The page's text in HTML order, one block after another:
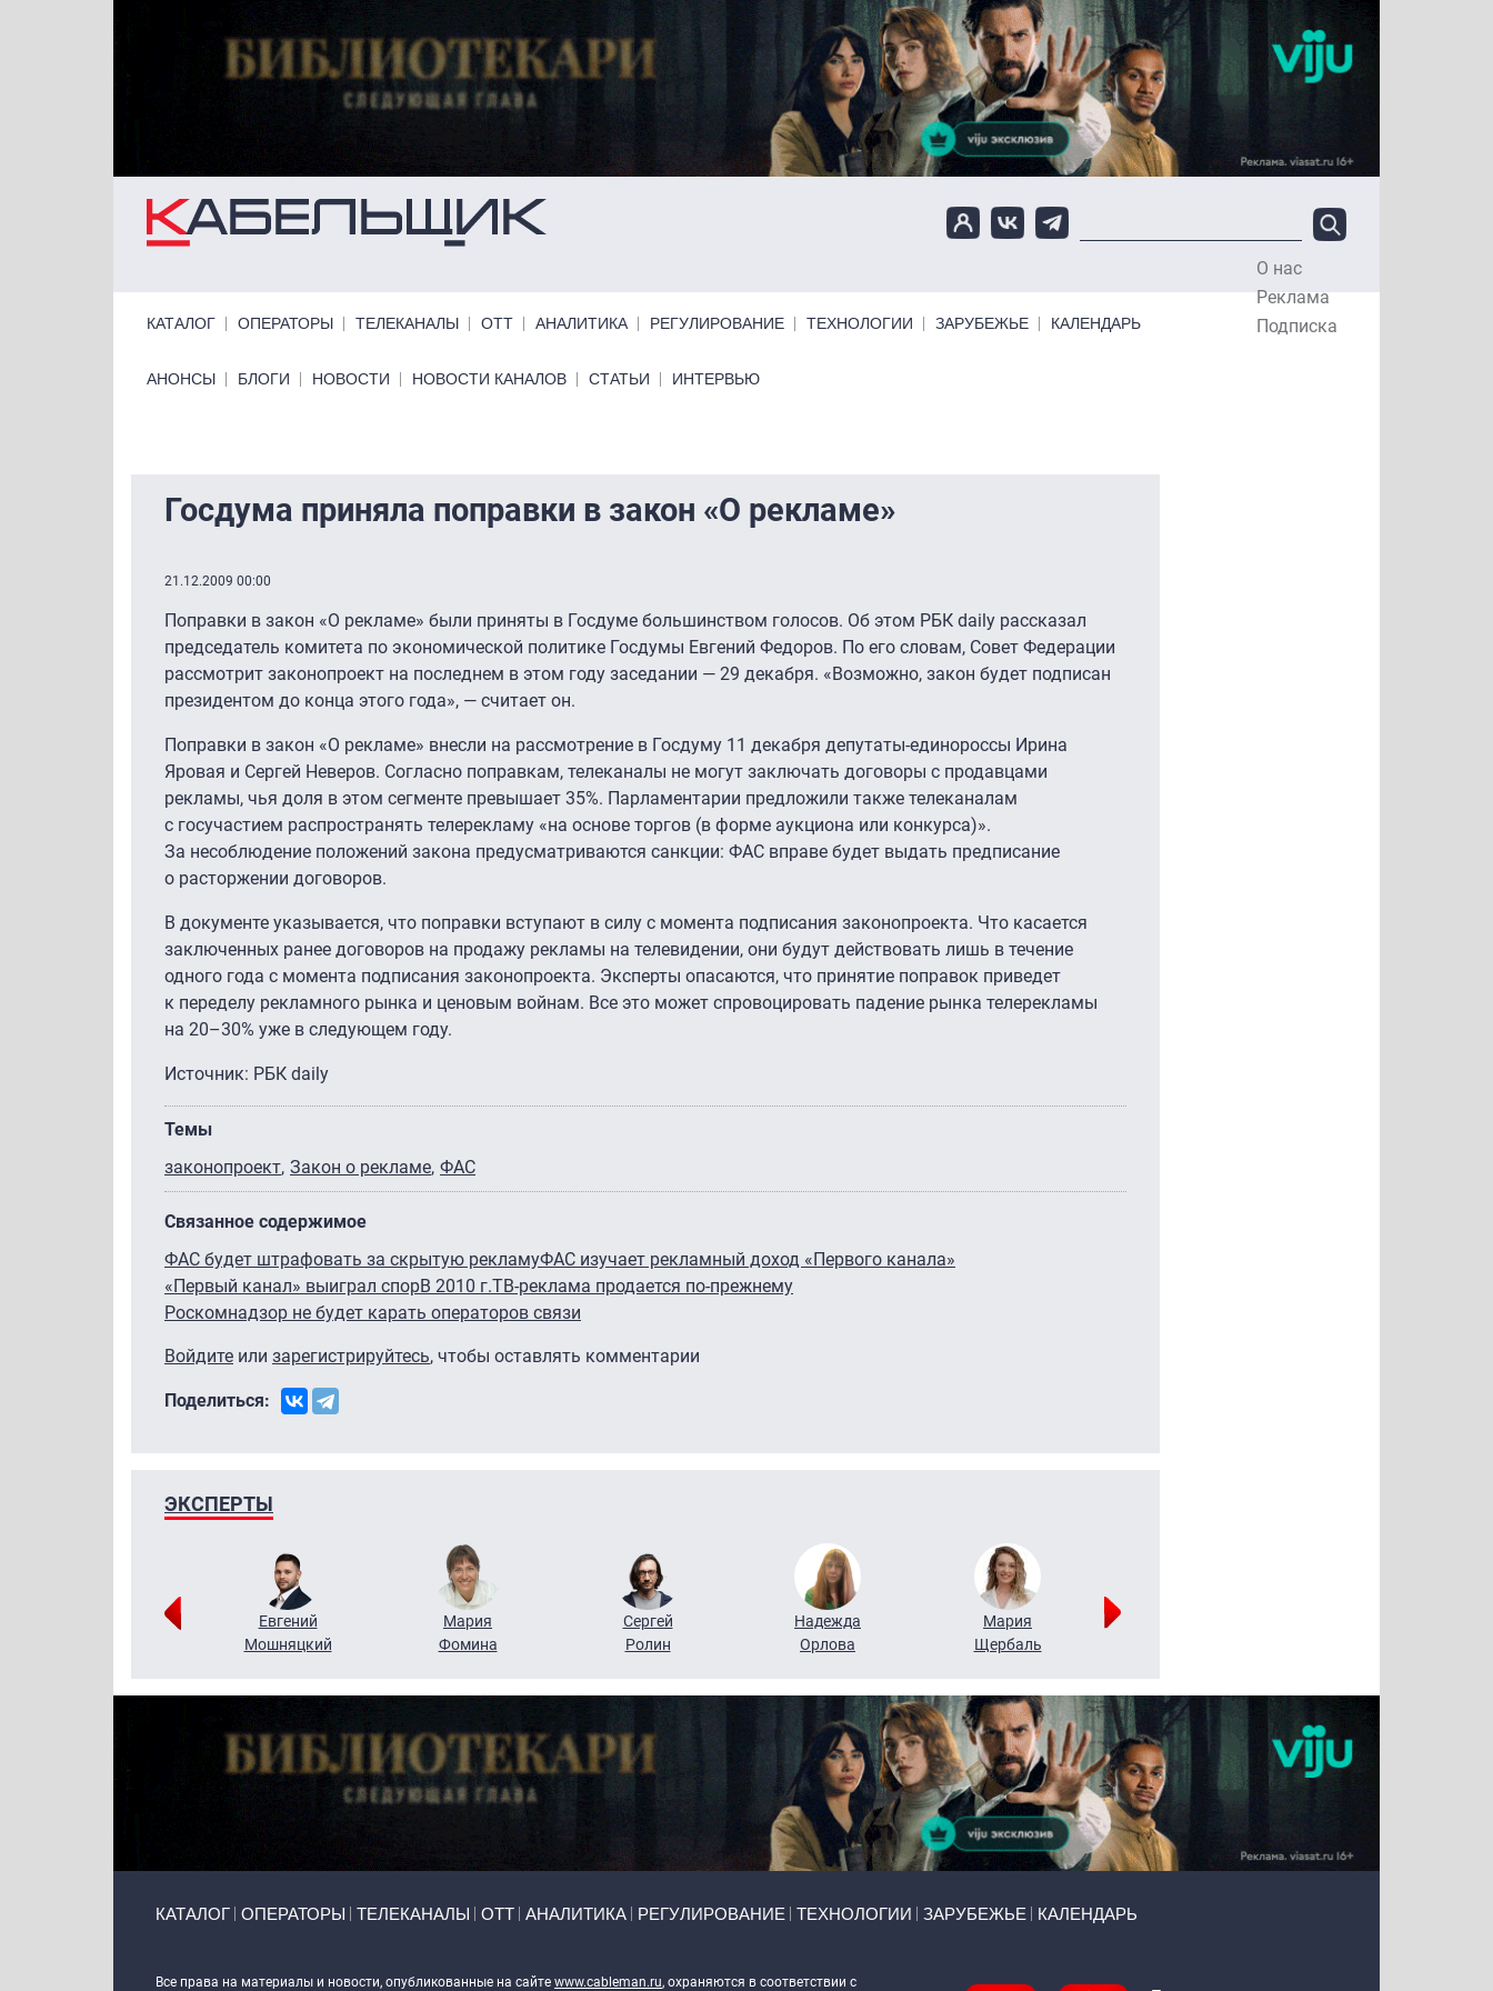
О нас
Реклама
Подписка
КАТАЛОГ ОПЕРАТОРЫ ТЕЛЕКАНАЛЫ ОТТ АНАЛИТИКА РЕГУЛИРОВАНИЕ ТЕХНОЛОГИИ ЗАРУБЕЖЬЕ КАЛЕНДАРЬ
Primary links bottom
АНОНСЫ БЛОГИ НОВОСТИ НОВОСТИ КАНАЛОВ СТАТЬИ ИНТЕРВЬЮ
Госдума приняла поправки в закон «О рекламе»
21.12.2009 00:00
Поправки в закон «О рекламе» были приняты в Госдуме большинством голосов. Об этом РБК daily рассказал
председатель комитета по экономической политике Госдумы Евгений Федоров. По его словам, Совет Федерации
рассмотрит законопроект на последнем в этом году заседании — 29 декабря. «Возможно, закон будет подписан
президентом до конца этого года», — считает он.
Поправки в закон «О рекламе» внесли на рассмотрение в Госдуму 11 декабря депутаты-единороссы Ирина
Яровая и Сергей Неверов. Согласно поправкам, телеканалы не могут заключать договоры с продавцами
рекламы, чья доля в этом сегменте превышает 35%. Парламентарии предложили также телеканалам
с госучастием распространять телерекламу «на основе торгов (в форме аукциона или конкурса)».
За несоблюдение положений закона предусматриваются санкции: ФАС вправе будет выдать предписание
о расторжении договоров.
В документе указывается, что поправки вступают в силу с момента подписания законопроекта. Что касается
заключенных ранее договоров на продажу рекламы на телевидении, они будут действовать лишь в течение
одного года с момента подписания законопроекта. Эксперты опасаются, что принятие поправок приведет
к переделу рекламного рынка и ценовым войнам. Все это может спровоцировать падение рынка телерекламы
на 20–30% уже в следующем году.
Источник: РБК daily
Темы
законопроект Закон о рекламе ФАС
Связанное содержимое
ФАС будет штрафовать за скрытую рекламуФАС изучает рекламный доход «Первого канала»
«Первый канал» выиграл спорВ 2010 г.ТВ-реклама продается по-прежнему
Роскомнадзор не будет карать операторов связи
Войдите или зарегистрируйтесь, чтобы оставлять комментарии
Поделиться:
ЭКСПЕРТЫ
Евгений
Мошняцкий
Мария
Фомина
Сергей
Ролин
Надежда
Орлова
Мария
Щербаль
КАТАЛОГ ОПЕРАТОРЫ ТЕЛЕКАНАЛЫ ОТТ АНАЛИТИКА РЕГУЛИРОВАНИЕ ТЕХНОЛОГИИ ЗАРУБЕЖЬЕ КАЛЕНДАРЬ
Все права на материалы и новости, опубликованные на сайте www.cableman.ru, охраняются в соответствии с